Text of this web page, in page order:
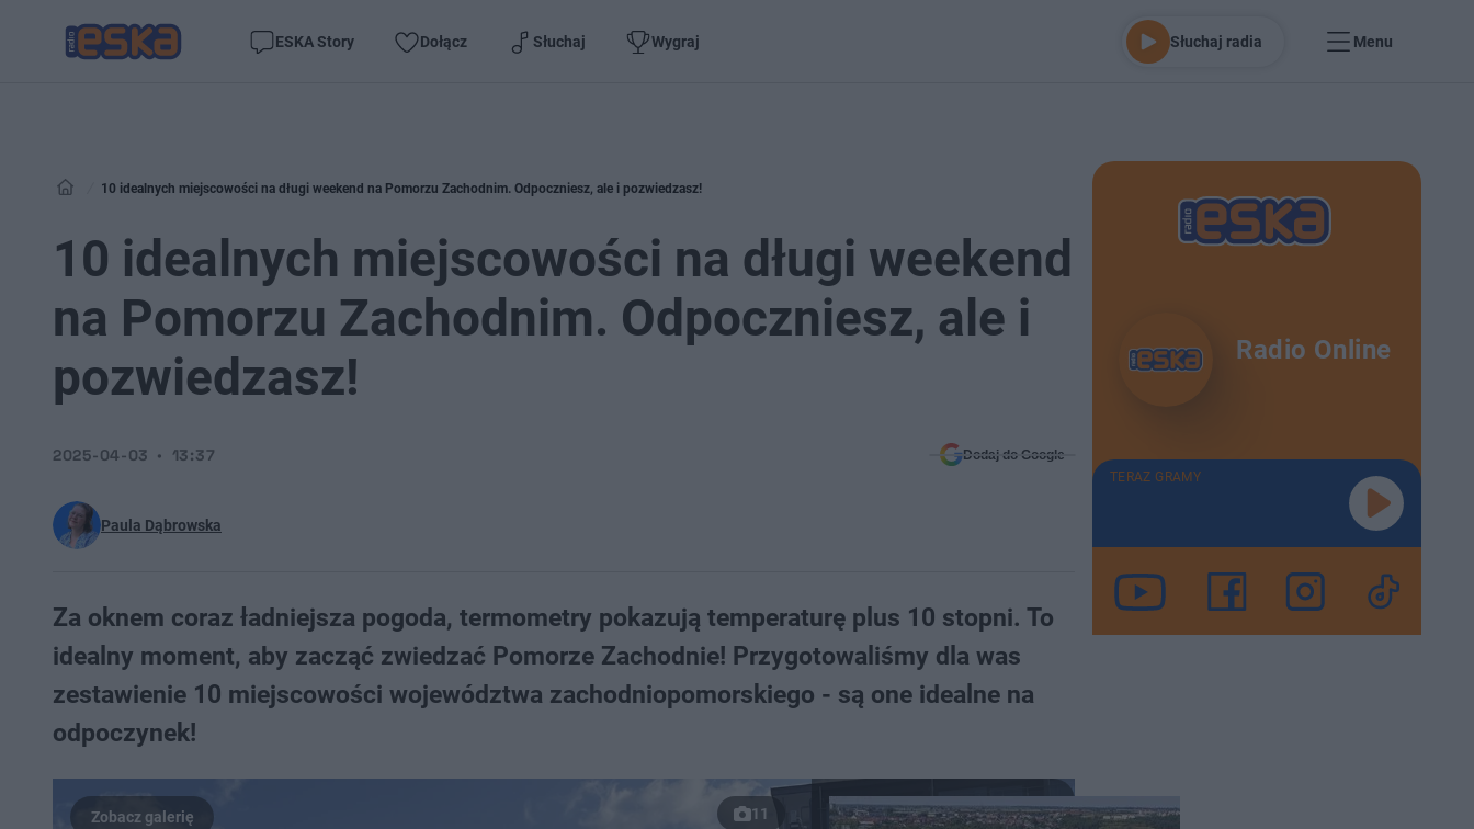
ESKA Story Dołącz Słuchaj Wygraj Słuchaj radia Menu
10 idealnych miejscowości na długi weekend na Pomorzu Zachodnim. Odpoczniesz, ale i pozwiedzasz!
10 idealnych miejscowości na długi weekend
na Pomorzu Zachodnim. Odpoczniesz, ale i
pozwiedzasz!
Paula Dąbrowska
2025-04-03 13:37 Dodaj do Google
Za oknem coraz ładniejsza pogoda, termometry pokazują temperaturę plus 10 stopni. To
idealny moment, aby zacząć zwiedzać Pomorze Zachodnie! Przygotowaliśmy dla was
zestawienie 10 miejscowości województwa zachodniopomorskiego - są one idealne na
odpoczynek!
11
Radio Online
TERAZ GRAMY